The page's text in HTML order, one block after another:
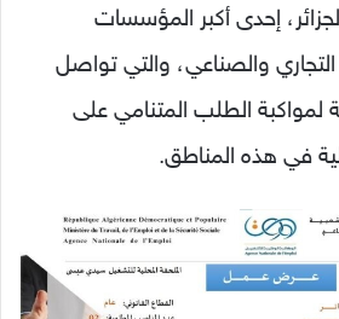
إحدى أكبر المؤسسات
والصناعي، والتي تواصل
لمواكبة الطلب المتنامي على
في هذه المناطق.